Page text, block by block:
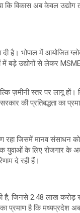
विकास अब केवल उद्योग
दी है। भोपाल में आयोजित
बड़े उद्योगों से लेकर
ज़मीनी स्तर पर लागू हों।
की प्रतिबद्धता का
जिसमें मानव संसाधन
के लिए रोजगार के
दे रही हैं।
है, जिनसे 2.48 लाख करोड़
प्रमाण है कि मध्यप्रदेश